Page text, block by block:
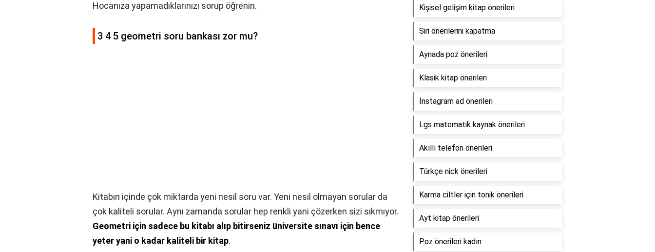
Hocanıza yapamadıklarınızı sorup öğrenin.
3 4 5 geometri soru bankası zor mu?
Kitabın içinde çok miktarda yeni nesil soru var. Yeni nesil olmayan sorular da
çok kaliteli sorular. Aynı zamanda sorular hep renkli yani çözerken sizi sıkmıyor.
Geometri için sadece bu kitabı alıp bitirseniz üniversite sınavı için bence
yeter yani o kadar kaliteli bir kitap.
Kişisel gelişim kitap önerileri
Siri önerilerini kapatma
Aynada poz önerileri
Klasik kitap önerileri
İnstagram ad önerileri
Lgs matematik kaynak önerileri
Akıllı telefon önerileri
Türkçe nick önerileri
Karma ciltler için tonik önerileri
Ayt kitap önerileri
Poz önerileri kadın